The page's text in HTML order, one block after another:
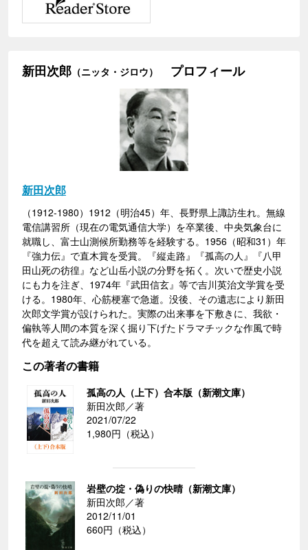
新田次郎 （ニッタ・ジロウ） プロフィール
新田次郎
（1912-1980）1912（明治45）年、長野県上諏訪生れ。無線
電信講習所（現在の電気通信大学）を卒業後、中央気象台に
就職し、富士山測候所勤務等を経験する。1956（昭和31）年
『強力伝』で直木賞を受賞。『縦走路』『孤高の人』『八甲
田山死の彷徨』など山岳小説の分野を拓く。次いで歴史小説
にも力を注ぎ、1974年『武田信玄』等で吉川英治文学賞を受
ける。1980年、心筋梗塞で急逝。没後、その遺志により新田
次郎文学賞が設けられた。実際の出来事を下敷きに、我欲・
偏執等人間の本質を深く掘り下げたドラマチックな作風で時
代を超えて読み継がれている。
この著者の書籍
孤高の人（上下）合本版（新潮文庫）
新田次郎／著
2021/07/22
1,980円（税込）
岩壁の掟・偽りの快晴（新潮文庫）
新田次郎／著
2012/11/01
660円（税込）